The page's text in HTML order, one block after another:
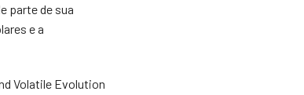
parte de sua
e a
Volatile Evolution